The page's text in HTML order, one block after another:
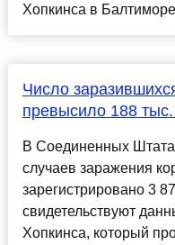
Хопкинса в
Число
превысило 188
В Соединенных
случаев заражения
зарегистрировано 3
свидетельствуют
Хопкинса, который